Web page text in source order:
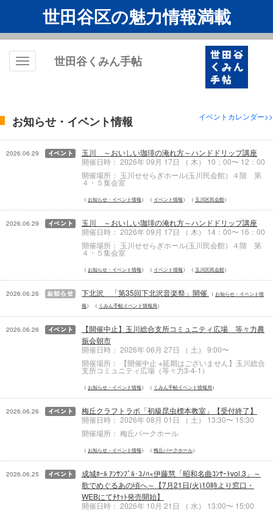
世田谷区の魅力情報満載
Toggle
世田谷くみん手帖
お知らせ・イベント情報 イベントカレンダー>>
2026.06.29
玉川 ～おいしい珈琲の淹れ方～ハンドドリップ講座
開催日時： 2026年 09月 17日 （ 木） 10：00〜 12：00
開催場所： 玉川せせらぎホール(玉川民会館）４階 第
４・５集会室
お知らせ・イベント情報 イベント情報 玉川区民会館
2026.06.29
玉川 ～おいしい珈琲の淹れ方～ハンドドリップ講座
開催日時： 2026年 09月 17日 （ 木） 14：00〜 16：00
開催場所： 玉川せせらぎホール(玉川民会館）４階 第
４・５集会室
お知らせ・イベント情報 イベント情報 玉川区民会館
2026.06.26 下北沢 「第35回下北沢音楽祭」開催
お知らせ・イベント情
報
くみん手帖イベント情報局
2026.06.26
【開催中止】玉川総合支所コミュニティ広場 等々力農
振会朝市
開催日時： 2026年 06月 27日 （ 土） 9:00〜
開催場所： 【開催中止 ※延期はございません】玉川総合
支所コミュニティ広場（等々力3-4-1）
お知らせ・イベント情報 くみん手帖イベント情報局
2026.06.26
梅丘クラフトラボ「初級昆虫標本教室」【受付終了】
開催日時： 2026年 08月 01日 （ 土） 13:30〜 15:30
開催場所： 梅丘パークホール
お知らせ・イベント情報 梅丘パークホール
2026.06.25
成城ﾎｰﾙ ｱﾝｻﾝﾌﾞﾙ･ｺﾉﾊ×伊藤慧「昭和名曲ｺﾝｻｰﾄvol.3」～
歌でめぐるあの頃へ～【7月21日(火)10時より窓口・
WEBにてﾁｹｯﾄ発売開始】
開催日時： 2026年 10月 21日 （ 水） 13:00〜 15:00